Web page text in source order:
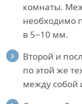
комнаты.
необходимо
в 5−10 мм.
Второй и
по этой же
между собой